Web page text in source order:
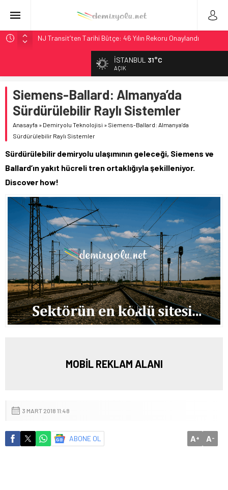
NJ Transit’ten Tarihi Bütçe: 46 Yılın Rekoru Onaylandı
Rocky Mountain, Güneş Enerjili Tesisten İlk Rayı Sevk Etti
AAR, MIT ve Berkeley Dahil 4 Üniversiteyle Araştırma
Konsorsiyumu Başlattı
Long Beach Limanı’na 58 Milyon Dolarlık Yeşil Yatırım Ödülü
Chicago’da Metra Polisi BVLOS Drone’larla Müdahale
İSTANBUL 31°C
AÇIK
Siemens-Ballard: Almanya’da
Sürdürülebilir Raylı Sistemler
Anasayfa » Demiryolu Teknolojisi » Siemens-Ballard: Almanya’da
Sürdürülebilir Raylı Sistemler
Sürdürülebilir demiryolu ulaşımının geleceği, Siemens ve
Ballard’ın yakıt hücreli tren ortaklığıyla şekilleniyor.
Discover how!
MOBİL REKLAM ALANI
3 MART 2018 11:48
ABONE OL A+ A-